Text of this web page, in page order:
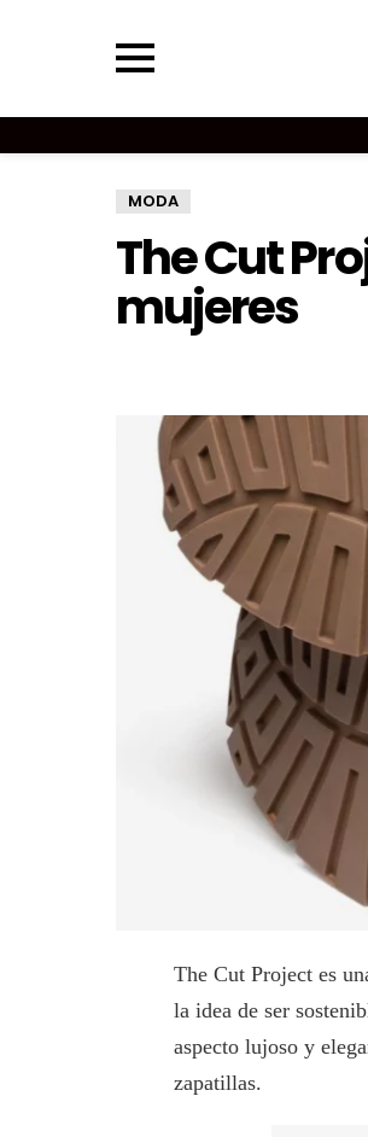
MODA
The Cut
mujeres
The Cut Project es
la idea de ser
aspecto lujoso y
zapatillas.